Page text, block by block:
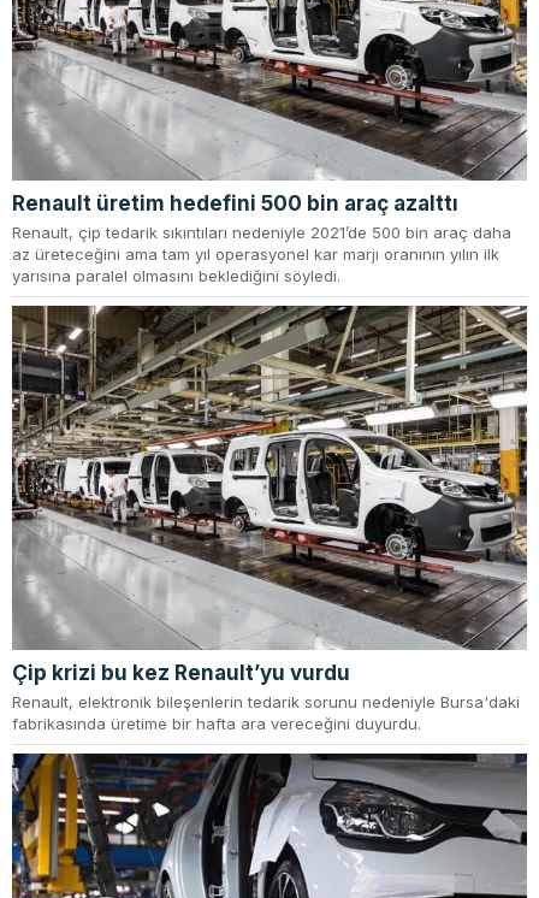
Renault üretim hedefini 500 bin araç azalttı
Renault, çip tedarik sıkıntıları nedeniyle 2021’de 500 bin araç daha
az üreteceğini ama tam yıl operasyonel kar marjı oranının yılın ilk
yarısına paralel olmasını beklediğini söyledi.
Çip krizi bu kez Renault’yu vurdu
Renault, elektronik bileşenlerin tedarik sorunu nedeniyle Bursa'daki
fabrikasında üretime bir hafta ara vereceğini duyurdu.